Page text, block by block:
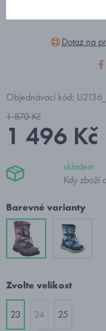
Dotaz na
Objednávací kód:
1 870 Kč
1 496 Kč
skladem
Kdy zboží
Barevné varianty
Zvolte velikost
23 24 25